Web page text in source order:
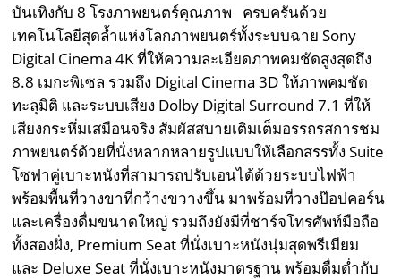
บันเทิงกับ 8 โรงภาพยนตร์คุณภาพ ครบครันด้วย
เทคโนโลยีสุดล้ำแห่งโลกภาพยนตร์ทั้งระบบฉาย Sony
Digital Cinema 4K ที่ให้ความละเอียดภาพคมชัดสูงสุดถึง
8.8 เมกะพิเซล รวมถึง Digital Cinema 3D ให้ภาพคมชัด
ทะลุมิติ และระบบเสียง Dolby Digital Surround 7.1 ที่ให้
เสียงกระหึ่มเสมือนจริง สัมผัสสบายเติมเต็มอรรถรสการชม
ภาพยนตร์ด้วยที่นั่งหลากหลายรูปแบบให้เลือกสรรทั้ง Suite
โซฟาคู่เบาะหนังที่สามารถปรับเอนได้ด้วยระบบไฟฟ้า
พร้อมพื้นที่วางขาที่กว้างขวางขึ้น มาพร้อมที่วางป๊อปคอร์น
และเครื่องดื่มขนาดใหญ่ รวมถึงยังมีที่ชาร์จโทรศัพท์มือถือ
ทั้งสองฝั่ง, Premium Seat ที่นั่งเบาะหนังนุ่มสุดพรีเมียม
และ Deluxe Seat ที่นั่งเบาะหนังมาตรฐาน พร้อมดื่มด่ำกับ